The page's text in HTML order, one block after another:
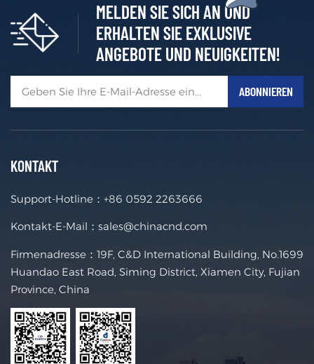
MELDEN SIE SICH AN UND
ERHALTEN SIE EXKLUSIVE
ANGEBOTE UND NEUIGKEITEN!
KONTAKT
Support-Hotline： +86 0592 2263666
Kontakt-E-Mail： sales@chinacnd.com
Firmenadresse：19F, C&D International Building, No.1699
Huandao East Road, Siming District, Xiamen City, Fujian
Province, China